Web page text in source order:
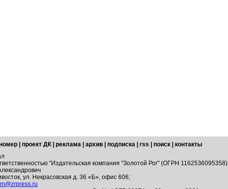
проект ДК реклама архив подписка rss поиск
контакты
"Издательская компания "Золотой Рог" (ОГРН 1162536095358)
ул. Некрасовская д. 36 «Б», офис 606;